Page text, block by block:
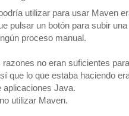
utilizar para usar Maven
pulsar un botón para subir
proceso manual.
no eran suficientes
que lo que estaba haciendo
aplicaciones Java.
utilizar Maven.